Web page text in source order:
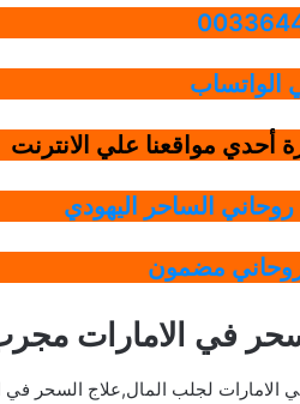
الواتساب
أحدي مواقعنا علي الانترنت
الساحر اليهودي
مضمون
في الامارات
الامارات لجلب المال,علاج السحر في